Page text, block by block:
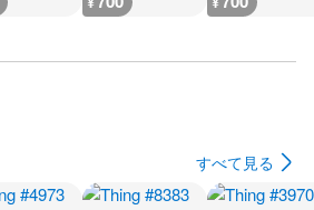
すべて見る